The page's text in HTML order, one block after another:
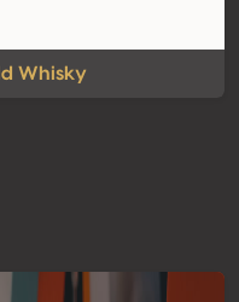
Whisky